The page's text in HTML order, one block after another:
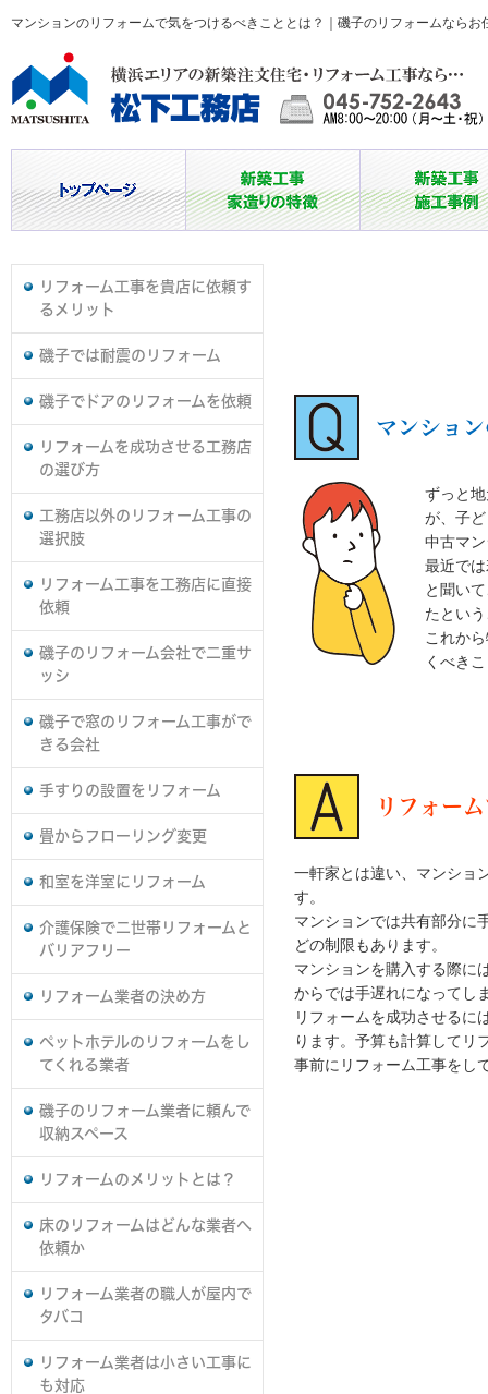
マンションのリフォームで気をつけるべきこととは？｜磯子のリフォームならお
リフォーム工事を貴店に依頼す
るメリット
磯子では耐震のリフォーム
磯子でドアのリフォームを依頼
リフォームを成功させる工務店
の選び方
工務店以外のリフォーム工事の
選択肢
リフォーム工事を工務店に直接
依頼
磯子のリフォーム会社で二重サ
ッシ
磯子で窓のリフォーム工事がで
きる会社
手すりの設置をリフォーム
畳からフローリング変更
和室を洋室にリフォーム
介護保険で二世帯リフォームと
バリアフリー
リフォーム業者の決め方
ペットホテルのリフォームをし
てくれる業者
磯子のリフォーム業者に頼んで
収納スペース
リフォームのメリットとは？
床のリフォームはどんな業者へ
依頼か
リフォーム業者の職人が屋内で
タバコ
リフォーム業者は小さい工事に
も対応
マンショ
ずっと
が、子
中古マ
最近で
と聞い
たとい
これか
くべき
リフォー
一軒家とは違い、マンショ
す。
マンションでは共有部分に
どの制限もあります。
マンションを購入する際に
からでは手遅れになってし
リフォームを成功させるに
ります。予算も計算してリ
事前にリフォーム工事をし